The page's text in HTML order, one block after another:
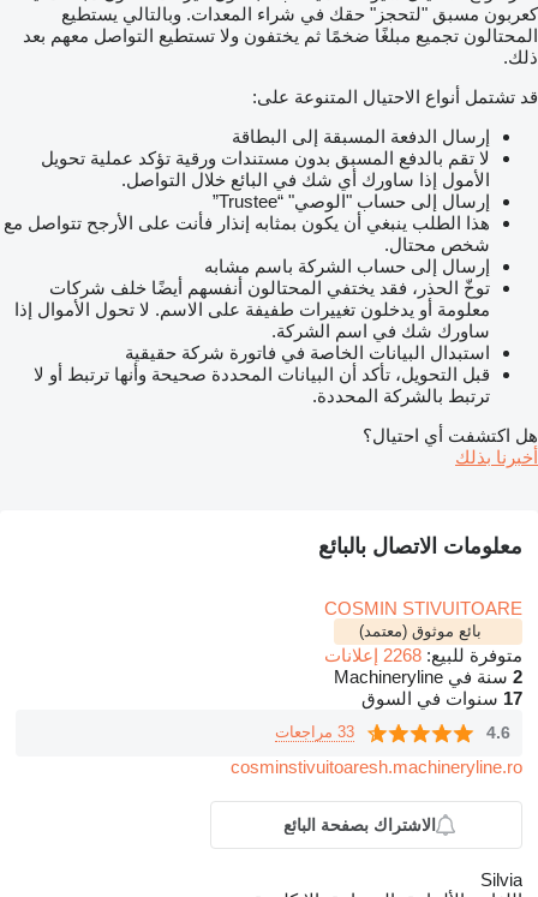
كعربون مسبق "لتحجز" حقك في شراء المعدات. وبالتالي يستطيع
المحتالون تجميع مبلغًا ضخمًا ثم يختفون ولا تستطيع التواصل معهم بعد
ذلك.
قد تشتمل أنواع الاحتيال المتنوعة على:
إرسال الدفعة المسبقة إلى البطاقة
لا تقم بالدفع المسبق بدون مستندات ورقية تؤكد عملية تحويل
الأمول إذا ساورك أي شك في البائع خلال التواصل.
إرسال إلى حساب "الوصي" “Trustee”
هذا الطلب ينبغي أن يكون بمثابه إنذار فأنت على الأرجح تتواصل مع
شخص محتال.
إرسال إلى حساب الشركة باسم مشابه
توخّ الحذر، فقد يختفي المحتالون أنفسهم أيضًا خلف شركات
معلومة أو يدخلون تغييرات طفيفة على الاسم. لا تحول الأموال إذا
ساورك شك في اسم الشركة.
استبدال البيانات الخاصة في فاتورة شركة حقيقية
قبل التحويل، تأكد أن البيانات المحددة صحيحة وأنها ترتبط أو لا
ترتبط بالشركة المحددة.
هل اكتشفت أي احتيال؟
أخبرنا بذلك
معلومات الاتصال بالبائع
COSMIN STIVUITOARE
بائع موثوق (معتمد)
متوفرة للبيع: 2268 إعلانات
2 سنة في Machineryline
17 سنوات في السوق
4.6 33 مراجعات
cosminstivuitoaresh.machineryline.ro
الاشتراك بصفحة البائع
Silvia